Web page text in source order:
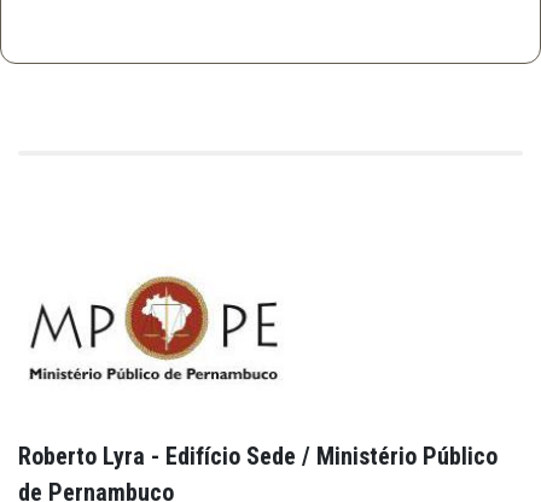
Roberto Lyra - Edifício Sede / Ministério Público
de Pernambuco